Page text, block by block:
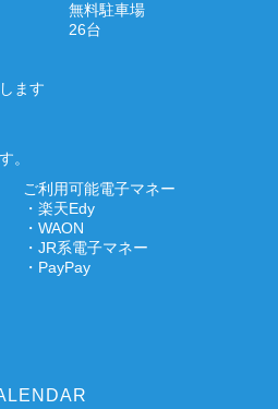
ます
無料駐車場
26台
。
ご利用可能電子マネー
・楽天Edy
・WAON
・JR系電子マネー
・PayPay